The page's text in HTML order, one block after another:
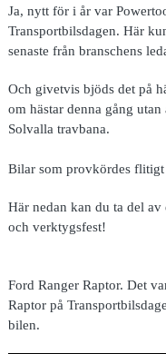
Ja, nytt för i år var
Transportbilsdagen. Här
senaste från branschens
Och givetvis bjöds det på
om hästar denna gång
Solvalla travbana.
Bilar som provkördes
Här nedan kan du ta del
och verktygsfest!
Ford Ranger Raptor. Det
Raptor på
bilen.